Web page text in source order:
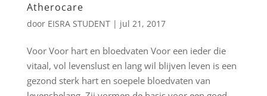
Atherocare
door EISRA STUDENT| jul 21, 2017
Voor Voor hart en bloedvaten Voor een ieder die
vitaal, vol levenslust en lang wil blijven leven is een
gezond sterk hart en soepele bloedvaten van